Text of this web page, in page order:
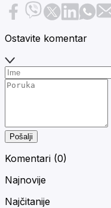
Ostavite komentar
Pošalji
Komentari (0)
Najnovije
Najčitanije